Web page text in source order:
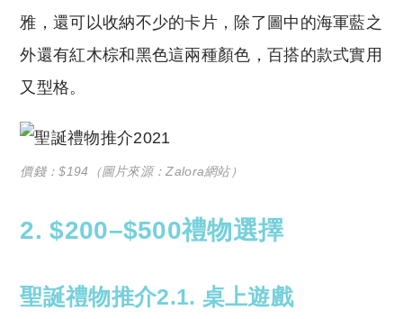
雅，還可以收納不少的卡片，除了圖中的海軍藍之
外還有紅木棕和黑色這兩種顏色，百搭的款式實用
又型格。
價錢：$194（圖片來源：Zalora網站）
2. $200–$500禮物選擇
聖誕禮物推介2.1. 桌上遊戲